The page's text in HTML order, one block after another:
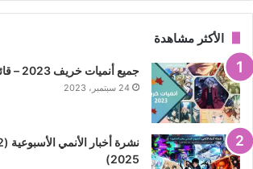
الأكثر مشاهدة
جميع أنميات خريف 2023 – قائمة كاملة
24 سبتمبر، 2023
2025)